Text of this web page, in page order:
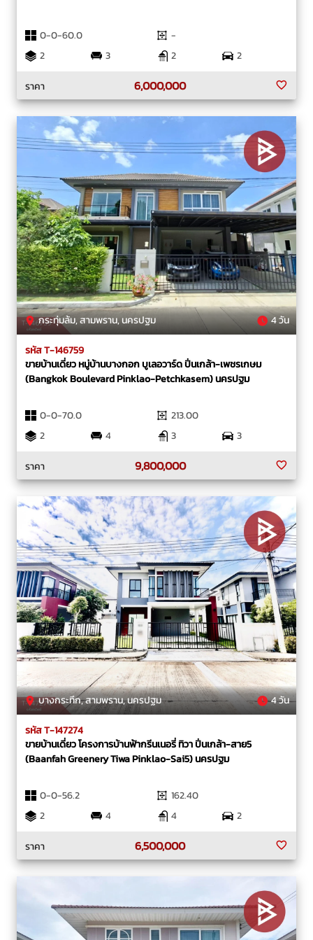
0-0-60.0
-
2
3 2
2
ราคา
6,000,000
กระทุ่มล้ม, สามพราน, นครปฐม 4 วัน
รหัส T-146759
ขายบ้านเดี่ยว หมู่บ้านบางกอก บูเลอวาร์ด ปิ่นเกล้า-เพชรเกษม
(Bangkok Boulevard Pinklao-Petchkasem) นครปฐม
0-0-70.0
213.00
2
4 3
3
ราคา
9,800,000
บางกระทึก, สามพราน, นครปฐม 4 วัน
รหัส T-147274
ขายบ้านเดี่ยว โครงการบ้านฟ้ากรีนเนอรี่ ทิวา ปิ่นเกล้า-สาย5
(Baanfah Greenery Tiwa Pinklao-Sai5) นครปฐม
0-0-56.2
162.40
2
4 4
2
ราคา
6,500,000